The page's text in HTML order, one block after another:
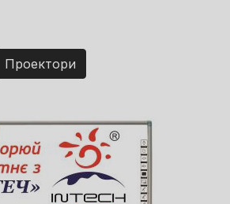
Проектори